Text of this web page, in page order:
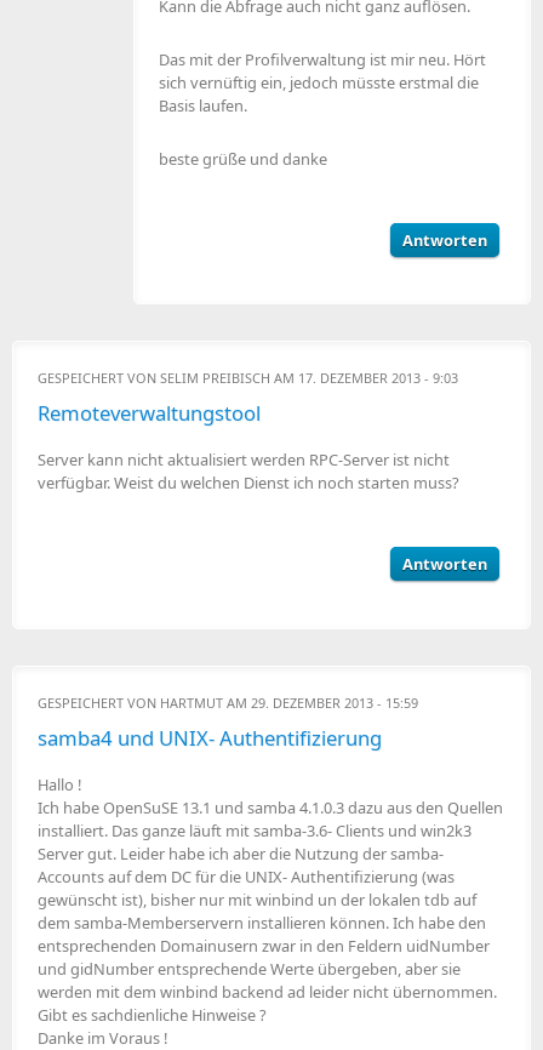
Kann die Abfrage auch nicht ganz auflösen.
Das mit der Profilverwaltung ist mir neu. Hört
sich vernüftig ein, jedoch müsste erstmal die
Basis laufen.
beste grüße und danke
Antworten
GESPEICHERT VON SELIM PREIBISCH AM 17. DEZEMBER 2013 - 9:03
Remoteverwaltungstool
Server kann nicht aktualisiert werden RPC-Server ist nicht
verfügbar. Weist du welchen Dienst ich noch starten muss?
Antworten
GESPEICHERT VON HARTMUT AM 29. DEZEMBER 2013 - 15:59
samba4 und UNIX- Authentifizierung
Hallo !
Ich habe OpenSuSE 13.1 und samba 4.1.0.3 dazu aus den Quellen
installiert. Das ganze läuft mit samba-3.6- Clients und win2k3
Server gut. Leider habe ich aber die Nutzung der samba-
Accounts auf dem DC für die UNIX- Authentifizierung (was
gewünscht ist), bisher nur mit winbind un der lokalen tdb auf
dem samba-Memberservern installieren können. Ich habe den
entsprechenden Domainusern zwar in den Feldern uidNumber
und gidNumber entsprechende Werte übergeben, aber sie
werden mit dem winbind backend ad leider nicht übernommen.
Gibt es sachdienliche Hinweise ?
Danke im Voraus !